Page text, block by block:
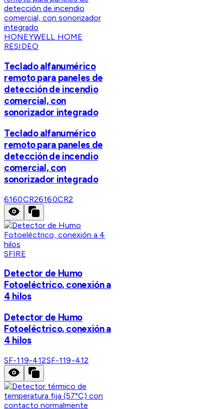
HONEYWELL HOME
RESIDEO
Teclado alfanumérico
remoto para paneles de
detección de incendio
comercial, con
sonorizador integrado
Teclado alfanumérico
remoto para paneles de
detección de incendio
comercial, con
sonorizador integrado
6160CR26160CR2
SFIRE
Detector de Humo
Fotoeléctrico, conexión a
4 hilos
Detector de Humo
Fotoeléctrico, conexión a
4 hilos
SF-119-412SF-119-412